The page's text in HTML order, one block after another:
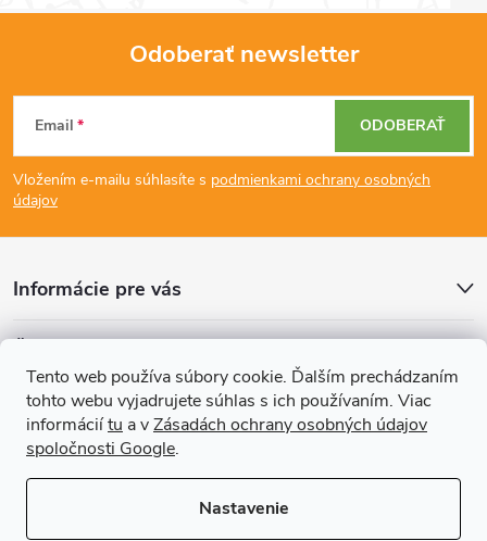
Tento web používa súbory cookie. Ďalším prechádzaním
tohto webu vyjadrujete súhlas s ich používaním. Viac
informáciítu a vZásadách ochrany osobných údajov
spoločnosti Google.
Nastavenie
Z
á
p
ä
t
Odoberať newsletter
Email
Vložením e-mailu súhlasíte s podmienkami ochrany osobných
údajov
ODOBERAŤ
Informácie pre vás
Prijímame online platby